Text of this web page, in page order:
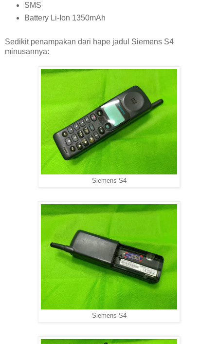
SMS
Battery Li-Ion 1350mAh
Sedikit penampakan dari hape jadul Siemens S4
minusannya:
Siemens S4
Siemens S4